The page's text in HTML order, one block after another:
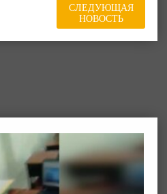
СЛЕДУЮЩАЯ
НОВОСТЬ